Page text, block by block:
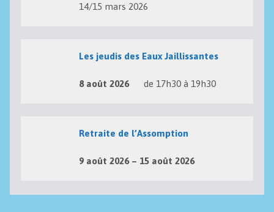
14/15 mars 2026
Les jeudis des Eaux Jaillissantes
8 août 2026 de 17h30 à 19h30
Retraite de l’Assomption
9 août 2026 – 15 août 2026